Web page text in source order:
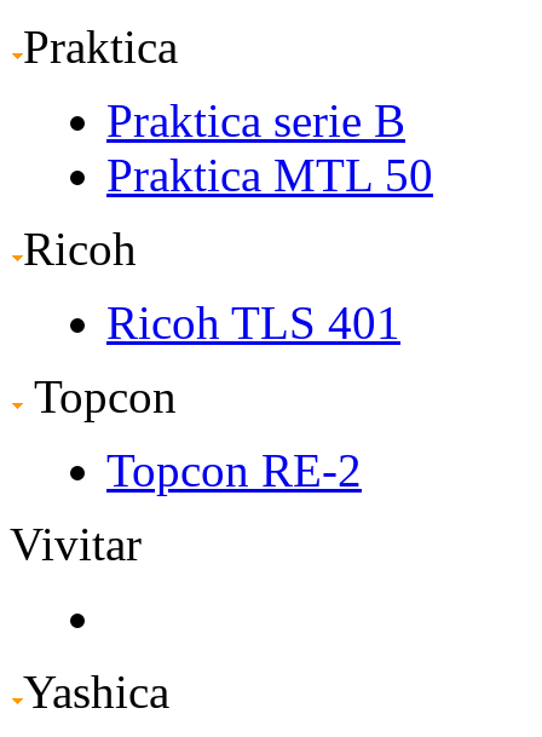
Praktica
Praktica serie B
Praktica MTL 50
Ricoh
Ricoh TLS 401
Topcon
Topcon RE-2
Vivitar
Yashica